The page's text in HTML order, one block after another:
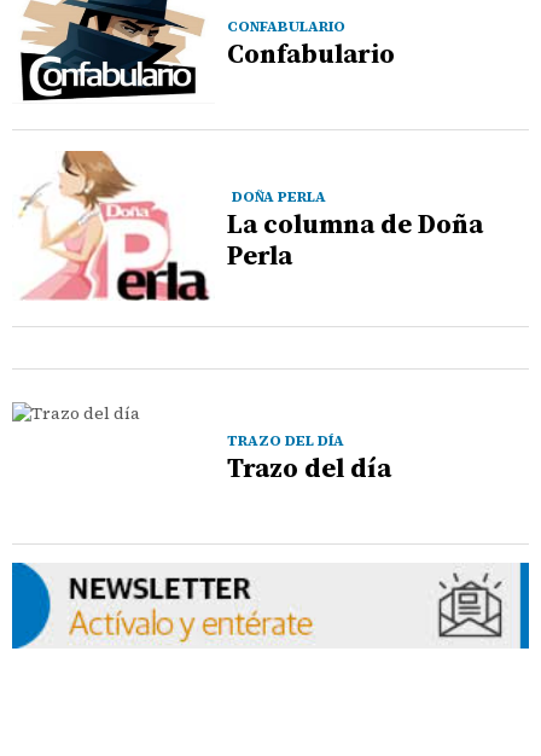
CONFABULARIO
Confabulario
DOÑA PERLA
La columna de Doña
Perla
TRAZO DEL DÍA
Trazo del día